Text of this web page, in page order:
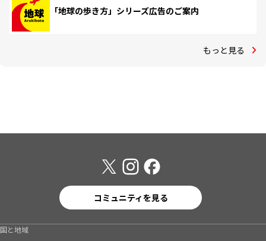
「地球の歩き方」シリーズ広告のご案内
もっと見る
コミュニティを見る
国と地域